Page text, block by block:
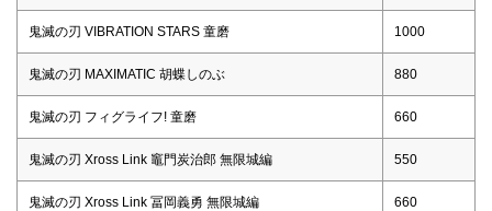
鬼滅の刃 VIBRATION STARS 童磨 1000
鬼滅の刃 MAXIMATIC 胡蝶しのぶ 880
鬼滅の刃 フィグライフ! 童磨 660
鬼滅の刃 Xross Link 竈門炭治郎 無限城編 550
鬼滅の刃 Xross Link 冨岡義勇 無限城編 660